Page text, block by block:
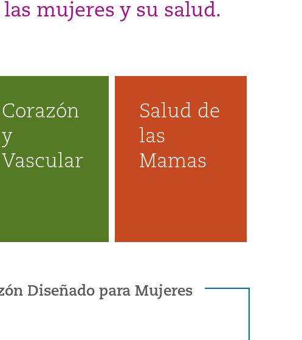
mujeres y su salud.
Corazón
y
Vascular
Salud de
las
Mamas
Diseñado para Mujeres